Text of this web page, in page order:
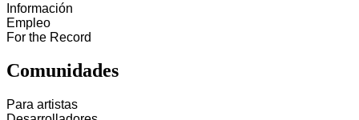
Información
Empleo
For the Record
Comunidades
Para artistas